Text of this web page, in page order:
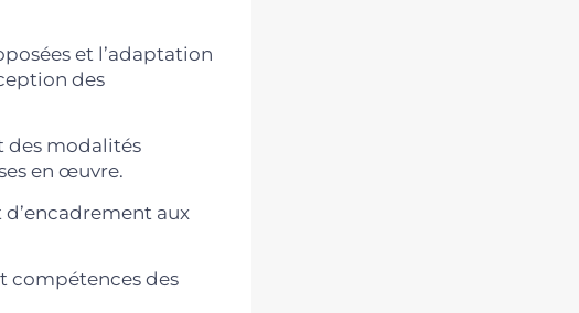
et l’adaptation
des
des modalités
en œuvre.
aux
compétences des